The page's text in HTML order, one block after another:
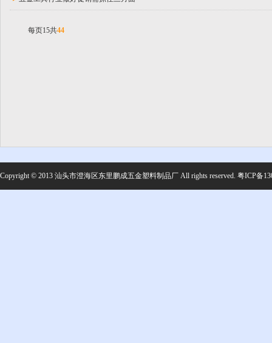
每页15共44
Copyright © 2013 汕头市澄海区东里鹏成五金塑料制品厂 All rights reserved. 粤ICP备